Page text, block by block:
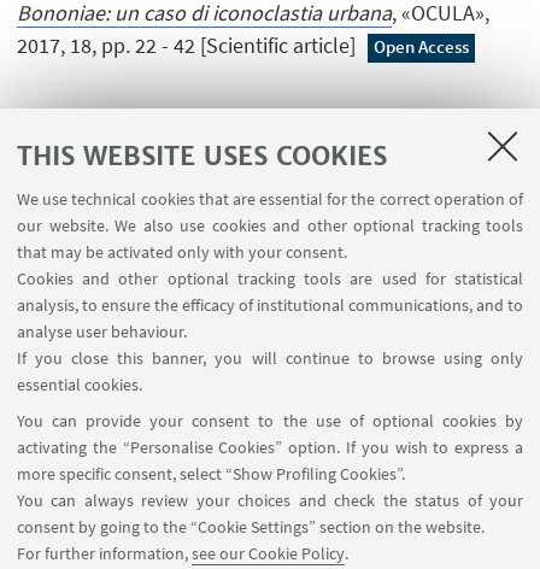
THIS WEBSITE USES COOKIES
We use technical cookies that are essential for the correct operation of
our website. We also use cookies and other optional tracking tools
that may be activated only with your consent.
Cookies and other optional tracking tools are used for statistical
analysis, to ensure the efficacy of institutional communications, and to
analyse user behaviour.
If you close this banner, you will continue to browse using only
essential cookies.
You can provide your consent to the use of optional cookies by
activating the “Personalise Cookies” option. If you wish to express a
more specific consent, select “Show Profiling Cookies”.
You can always review your choices and check the status of your
consent by going to the “Cookie Settings” section on the website.
For further information,see our Cookie Policy.
Bononiae: un caso di iconoclastia urbana, «OCULA»,
2017, 18, pp. 22 - 42 [Scientific article]
Open Access
1 2 3 4 ... 7
USEFUL LINKS
InfoPoint
FOLLOW UNIBO ON:
APP: